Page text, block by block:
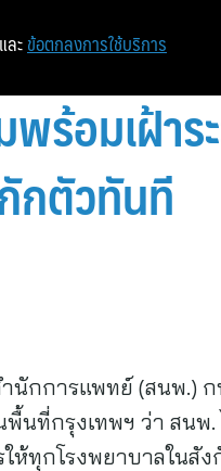
ร้อมเฝ้าร
กตัวทันที
นักการแพทย์ (สนพ.)
พื้นที่กรุงเทพฯ ว่า สน
ทุกโรงพยาบาลในสั
และ ข้อตกลงการใช้บริการ